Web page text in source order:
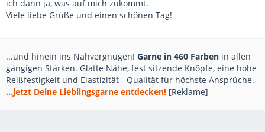
ich dann ja, was auf mich zukommt.
Viele liebe Grüße und einen schönen Tag!
...und hinein ins Nähvergnügen! Garne in 460 Farben in allen
gängigen Stärken. Glatte Nähe, fest sitzende Knöpfe, eine hohe
Reißfestigkeit und Elastizität - Qualität für höchste Ansprüche.
...jetzt Deine Lieblingsgarne entdecken! [Reklame]